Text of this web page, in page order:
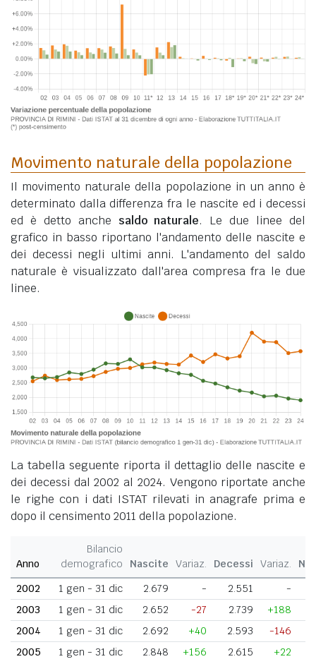
Movimento naturale della popolazione
Il movimento naturale della popolazione in un anno è
determinato dalla differenza fra le nascite ed i decessi
ed è detto anche saldo naturale. Le due linee del
grafico in basso riportano l'andamento delle nascite e
dei decessi negli ultimi anni. L'andamento del saldo
naturale è visualizzato dall'area compresa fra le due
linee.
La tabella seguente riporta il dettaglio delle nascite e
dei decessi dal 2002 al 2024. Vengono riportate anche
le righe con i dati ISTAT rilevati in anagrafe prima e
dopo il censimento 2011 della popolazione.
Anno
Bilancio
demografico
Nascite Variaz. Decessi Variaz.
2002
1 gen - 31 dic 2.679 - 2.551
-
2003
1 gen - 31 dic 2.652 -27 2.739
+188
2004
1 gen - 31 dic 2.692 +40 2.593
-146
2005
1 gen - 31 dic 2.848 +156 2.615
+22